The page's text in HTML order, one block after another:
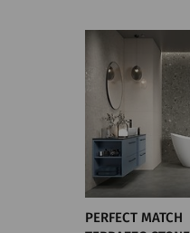
PERFECT MATCH